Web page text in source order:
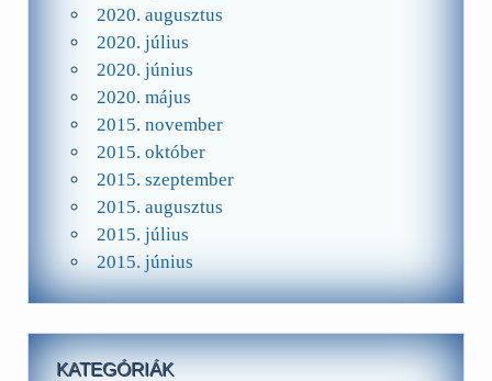
2020. augusztus
2020. július
2020. június
2020. május
2015. november
2015. október
2015. szeptember
2015. augusztus
2015. július
2015. június
KATEGÓRIÁK